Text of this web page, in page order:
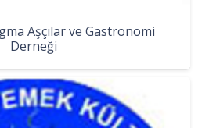
Aşçılar ve Gastronomi
Derneği